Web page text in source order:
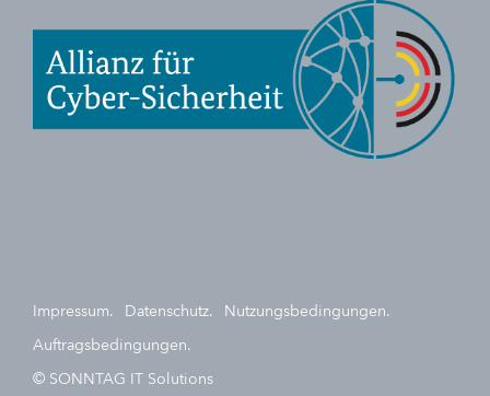
Impressum. Datenschutz. Nutzungsbedingungen.
Auftragsbedingungen.
© SONNTAG IT Solutions